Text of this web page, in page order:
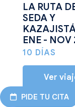
LA RUTA
SEDA Y
ENE - NOV
10 DÍAS
Ver
PIDE TU CITA